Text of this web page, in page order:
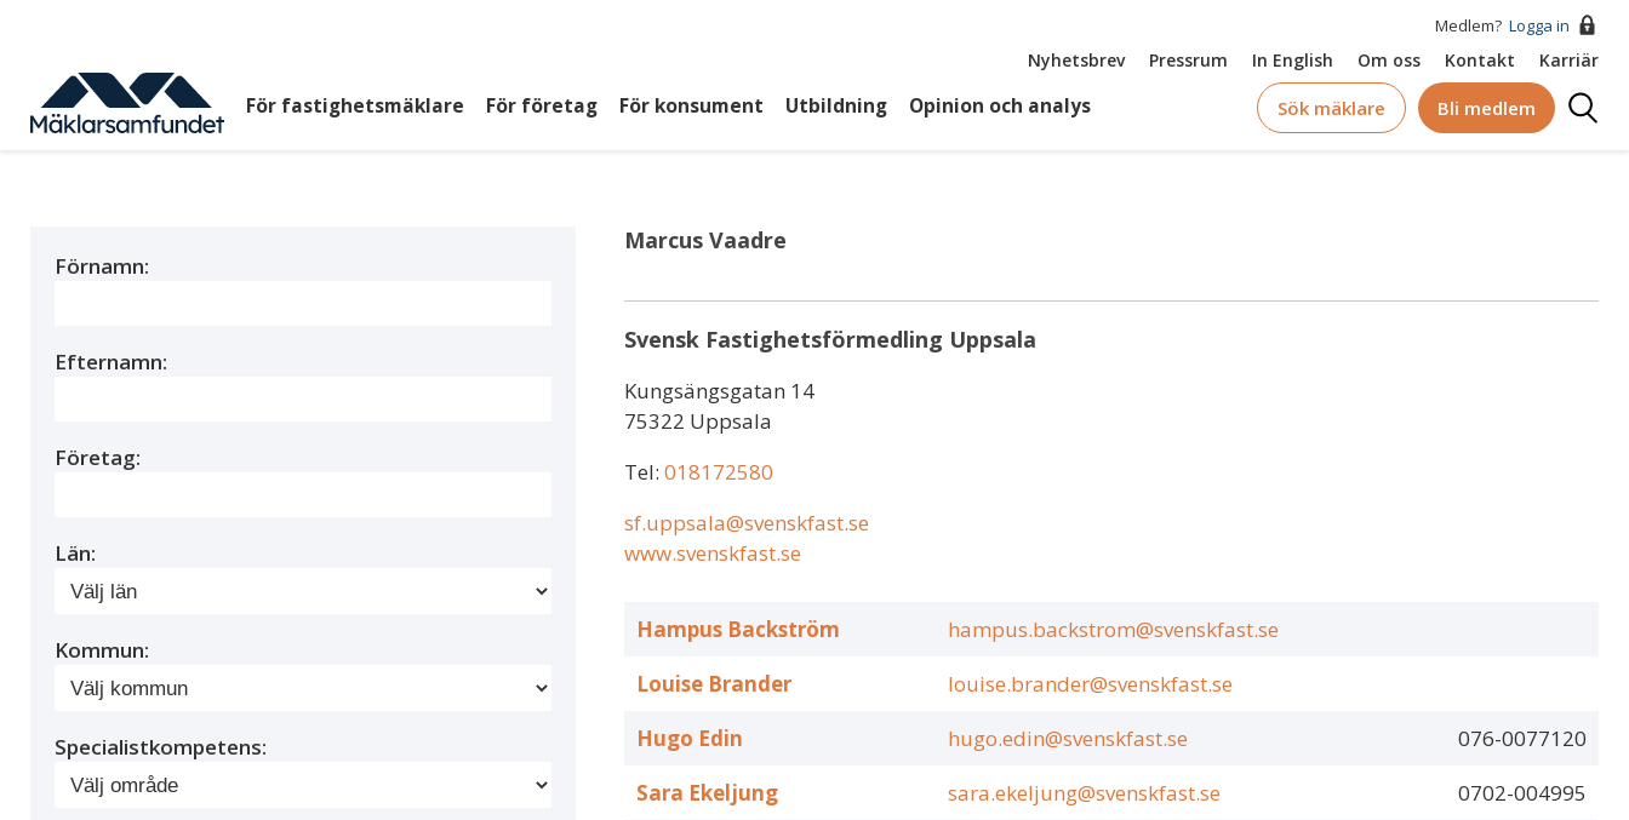
huvudinnehåll
Medlem? Logga in
Top
Nyhetsbrev Pressrum In English Om oss Kontakt Karriär
Huvudmeny
För fastighetsmäklare För företag För konsument Utbildning Opinion och analys Sök mäklare Bli medlem
Logga
Marcus Vaadre
Svensk Fastighetsförmedling Uppsala
Kungsängsgatan 14
75322 Uppsala
Tel: 018172580
sf.uppsala@svenskfast.se
www.svenskfast.se
Hampus Backström
hampus.backstrom@svenskfast.se
Louise Brander
louise.brander@svenskfast.se
Hugo Edin
hugo.edin@svenskfast.se
076-0077120
Sara Ekeljung
sara.ekeljung@svenskfast.se
0702-004995
Förnamn:
Efternamn:
Företag:
Län:
Kommun:
Specialistkompetens: